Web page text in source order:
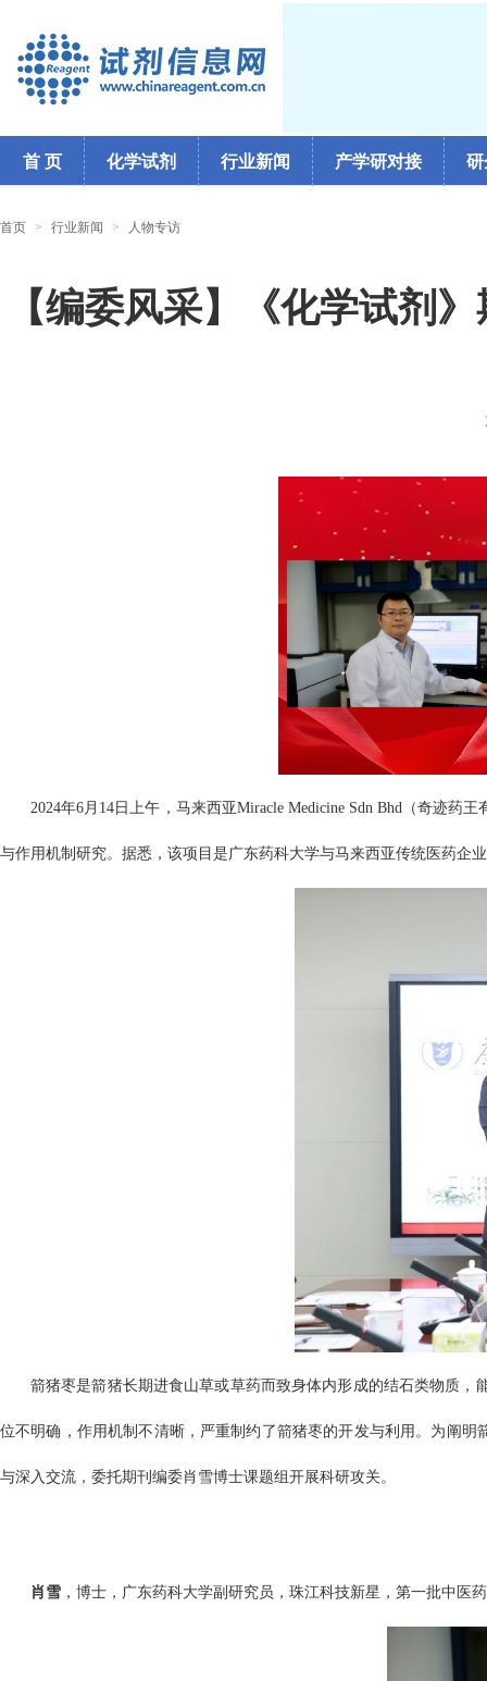
首 页 化学试剂 行业新闻 产学研对接 研
首页 > 行业新闻 > 人物专访
【编委风采】《化学试剂
2024年6月14日上午，马来西亚Miracle Medicine Sdn Bhd（奇迹
与作用机制研究。据悉，该项目是广东药科大学与马来西亚传统医药企
箭猪枣是箭猪长期进食山草或草药而致身体内形成的结石类物质
位不明确，作用机制不清晰，严重制约了箭猪枣的开发与利用。为阐明
与深入交流，委托期刊编委肖雪博士课题组开展科研攻关。
肖雪 ，博士，广东药科大学副研究员，珠江科技新星，第一批中医